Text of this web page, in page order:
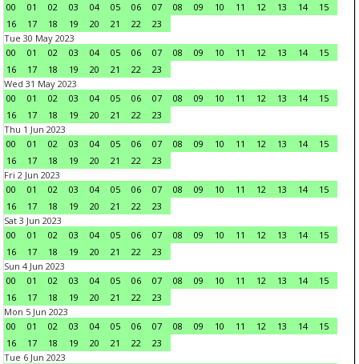
00
01 02 03 04 05 06 07 08 09 10 11 12 13 14
15
16
17 18 19 20 21 22
23
Tue 30 May 2023
00
01 02 03 04 05 06 07 08 09 10 11 12 13 14
15
16
17 18 19 20 21 22
23
Wed 31 May 2023
00
01 02 03 04 05 06 07 08 09 10 11 12 13 14
15
16
17 18 19 20 21 22
23
Thu 1 Jun 2023
00
01 02 03 04 05 06 07 08 09 10 11 12 13 14
15
16
17 18 19 20 21 22
23
Fri 2 Jun 2023
00
01 02 03 04 05 06 07 08 09 10 11 12 13 14
15
16
17 18 19 20 21 22
23
Sat 3 Jun 2023
00
01 02 03 04 05 06 07 08 09 10 11 12 13 14
15
16
17 18 19 20 21 22
23
Sun 4 Jun 2023
00
01 02 03 04 05 06 07 08 09 10 11 12 13 14
15
16
17 18 19 20 21 22
23
Mon 5 Jun 2023
00
01 02 03 04 05 06 07 08 09 10 11 12 13 14
15
16
17 18 19 20 21 22
23
Tue 6 Jun 2023